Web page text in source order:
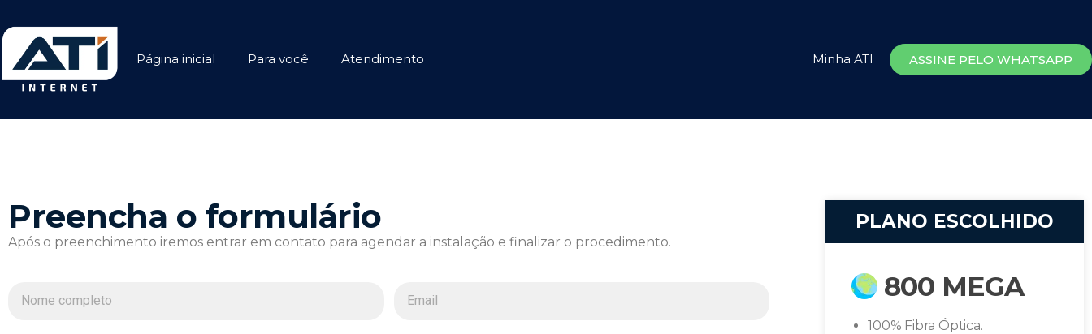
Página inicial Para você Atendimento Minha ATI ASSINE PELO WHATSAPP
Preencha o formulário
Após o preenchimento iremos entrar em contato para agendar a instalação e finalizar o procedimento.
PLANO ESCOLHIDO
800 MEGA
100% Fibra Óptica.